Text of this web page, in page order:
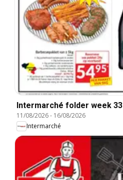
Intermarché folder week 33
11/08/2026- 16/08/2026
Intermarché